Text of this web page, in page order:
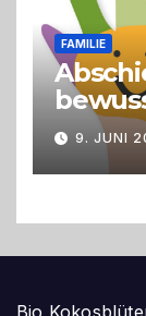
FAMILIE
9. JUNI